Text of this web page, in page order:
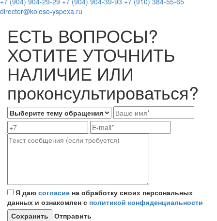
director@koleso-yspexa.ru
ЕСТЬ ВОПРОСЫ?
ХОТИТЕ УТОЧНИТЬ
НАЛИЧИЕ ИЛИ
проконсультироваться?
Я даю согласие на обработку своих персональных
данных и ознакомлен с политикой конфиденциальности
Отправить